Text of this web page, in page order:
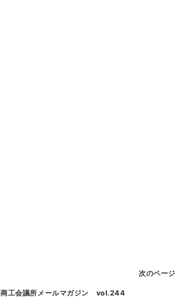
次のページ
商工会議所メールマガジン vol.244